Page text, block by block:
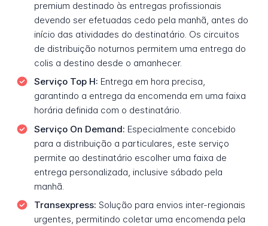
premium destinado às entregas profissionais
devendo ser efetuadas cedo pela manhã, antes do
início das atividades do destinatário. Os circuitos
de distribuição noturnos permitem uma entrega do
colis a destino desde o amanhecer.
Serviço Top H: Entrega em hora precisa,
garantindo a entrega da encomenda em uma faixa
horária definida com o destinatário.
Serviço On Demand: Especialmente concebido
para a distribuição a particulares, este serviço
permite ao destinatário escolher uma faixa de
entrega personalizada, inclusive sábado pela
manhã.
Transexpress: Solução para envios inter-regionais
urgentes, permitindo coletar uma encomenda pela